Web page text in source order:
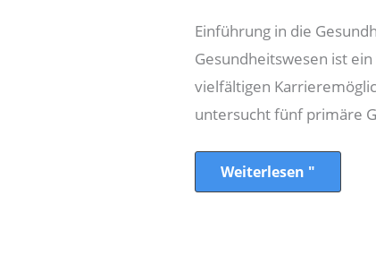
Einführung in die
Gesundheitswesen ist
vielfältigen
untersucht fünf primäre
Gesundheitswesen
Weiterlesen "